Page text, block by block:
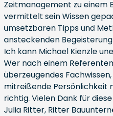
Zeitmanagement zu einem
vermittelt sein Wissen
umsetzbaren Tipps und
ansteckenden
Ich kann Michael Kienzle
Wer nach einem
überzeugendes
mitreißende Persönlichkeit
richtig. Vielen Dank für
Julia Ritter, Ritter